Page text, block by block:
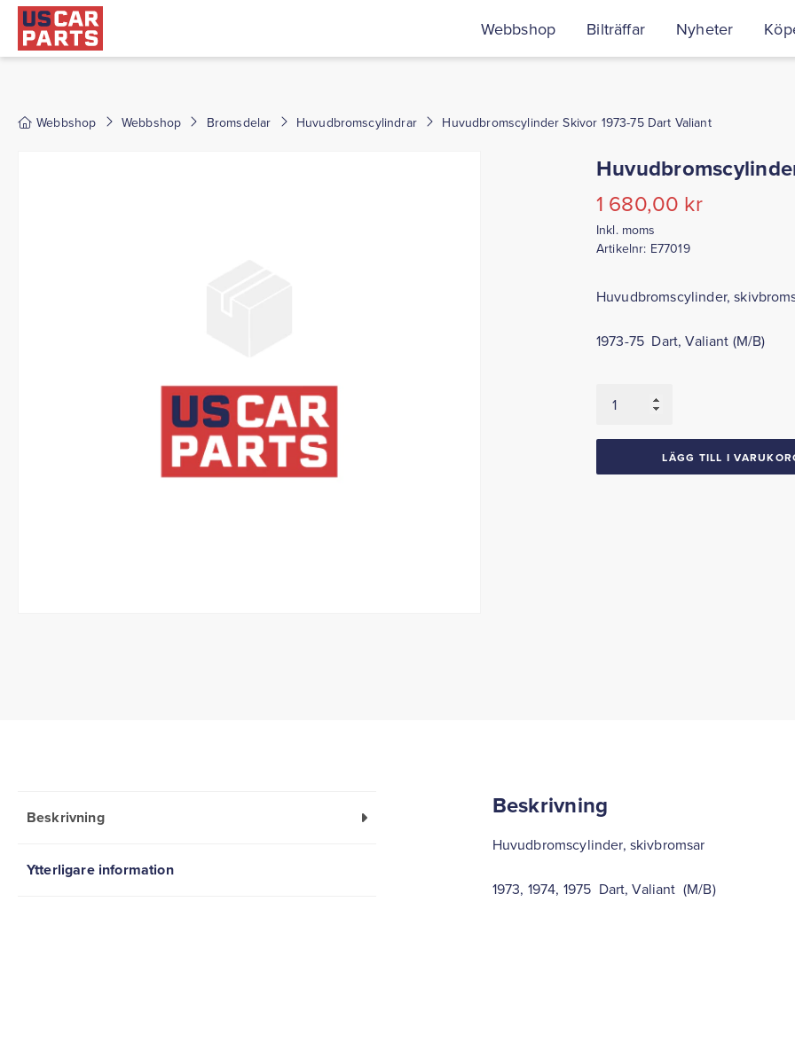
Webbshop Bilträffar Nyheter
Webbshop Webbshop Bromsdelar Huvudbromscylindrar Huvudbromscylinder Skivor 1973-75 Dart Valiant
1 680,00 kr
Inkl. moms
Artikelnr: E77019
Huvudbromscylinder,
1973-75 Dart, Valiant (M/B)
Skivor
LÄGG TILL I
Beskrivning
Ytterligare information
Beskrivning
Huvudbromscylinder, skivbromsar
1973, 1974, 1975 Dart, Valiant (M/B)